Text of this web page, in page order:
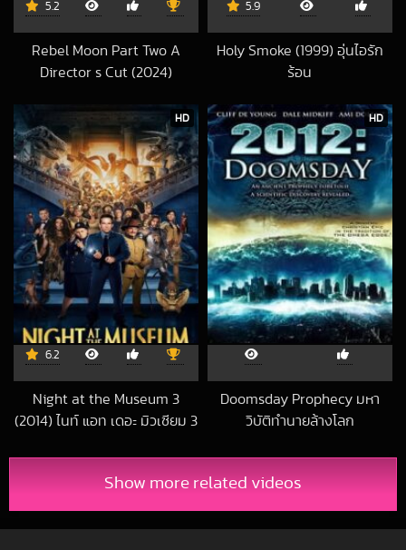
5.2
Rebel Moon Part Two A
Director s Cut (2024)
5.9
Holy Smoke (1999) อุ่นไอรัก
ร้อน
HD
6.2
Night at the Museum 3
(2014) ไนท์ แอท เดอะ มิวเซียม 3
HD
Doomsday Prophecy มหา
วิบัติทำนายล้างโลก
Show more related videos